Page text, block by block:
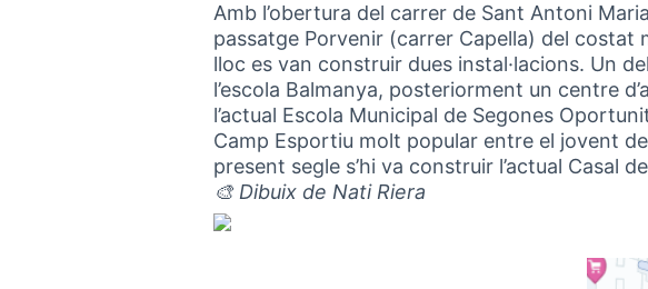
Amb l’obertura del carrer de Sant Antoni
passatge Porvenir (carrer Capella) del costat
lloc es van construir dues instal·lacions. Un
l’escola Balmanya, posteriorment un centre
l’actual Escola Municipal de Segones
Camp Esportiu molt popular entre el jovent
present segle s’hi va construir l’actual Casal
🎨 Dibuix de Nati Riera